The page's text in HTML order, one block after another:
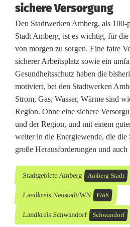
sichere Versorgung
Den Stadtwerken Amberg, als 100-
Stadt Amberg, ist es wichtig, für
von morgen zu sorgen. Eine faire
sicherer Arbeitsplatz sowie ein
Gesundheitsschutz haben die
motiviert, bei den Stadtwerken
Strom, Gas, Wasser, Wärme sind
Region. Ohne eine sichere
und der Region, und mit einem
weiter in die Energiewende, die
große Herausforderungen und
Stadtgebiete Amberg Amberg Stadt
Landkreis Neustadt/WN Floß
Landkreis Schwandorf Schwandorf